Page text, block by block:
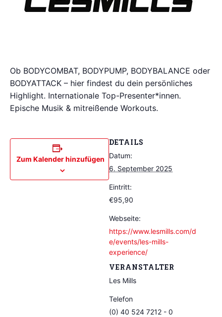
Ob BODYCOMBAT, BODYPUMP, BODYBALANCE oder
BODYATTACK – hier findest du dein persönliches
Highlight. Internationale Top-Presenter*innen.
Epische Musik & mitreißende Workouts.
Zum Kalender hinzufügen
DETAILS
Datum:
6. September 2025
Eintritt:
€95,90
Webseite:
https://www.lesmills.com/d
e/events/les-mills-
experience/
VERANSTALTER
Les Mills
Telefon
(0) 40 524 7212 - 0